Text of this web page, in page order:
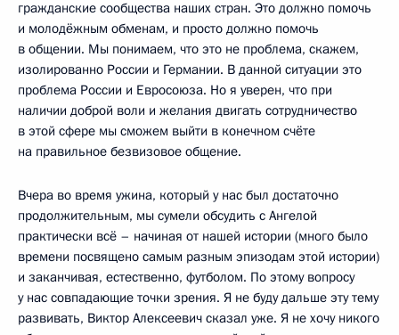
гражданские сообщества наших стран. Это должно помочь
и молодёжным обменам, и просто должно помочь
в общении. Мы понимаем, что это не проблема, скажем,
изолированно России и Германии. В данной ситуации это
проблема России и Евросоюза. Но я уверен, что при
наличии доброй воли и желания двигать сотрудничество
в этой сфере мы сможем выйти в конечном счёте
на правильное безвизовое общение.
Вчера во время ужина, который у нас был достаточно
продолжительным, мы сумели обсудить с Ангелой
практически всё – начиная от нашей истории (много было
времени посвящено самым разным эпизодам этой истории)
и заканчивая, естественно, футболом. По этому вопросу
у нас совпадающие точки зрения. Я не буду дальше эту тему
развивать, Виктор Алексеевич сказал уже. Я не хочу никого